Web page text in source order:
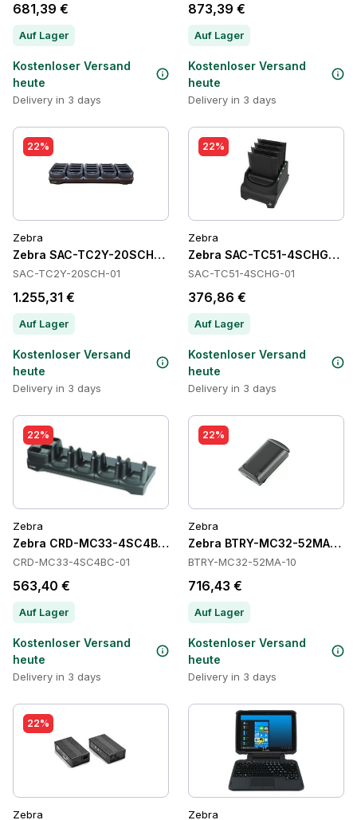
681,39 €
Auf Lager
Kostenloser Versand
heute
Delivery in 3 days
873,39 €
Auf Lager
Kostenloser Versand
heute
Delivery in 3 days
22%
Zebra
Zebra SAC-TC2Y-20SCH-01 Batteries
SAC-TC2Y-20SCH-01
1.255,31 €
Auf Lager
Kostenloser Versand
heute
Delivery in 3 days
22%
Zebra
Zebra SAC-TC51-4SCHG-01
SAC-TC51-4SCHG-01
376,86 €
Auf Lager
Kostenloser Versand
heute
Delivery in 3 days
22%
Zebra
Zebra CRD-MC33-4SC4BC-01 Cradles
CRD-MC33-4SC4BC-01
563,40 €
Auf Lager
Kostenloser Versand
heute
Delivery in 3 days
22%
Zebra
Zebra BTRY-MC32-52MA-10
BTRY-MC32-52MA-10
716,43 €
Auf Lager
Kostenloser Versand
heute
Delivery in 3 days
22%
Zebra Zebra